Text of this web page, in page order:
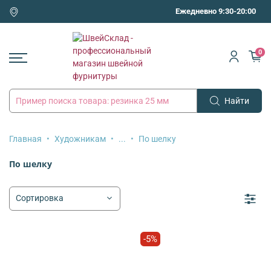
Ежедневно 9:30-20:00
Найти
0
Главная Художникам ... По шелку
По шелку
-5%